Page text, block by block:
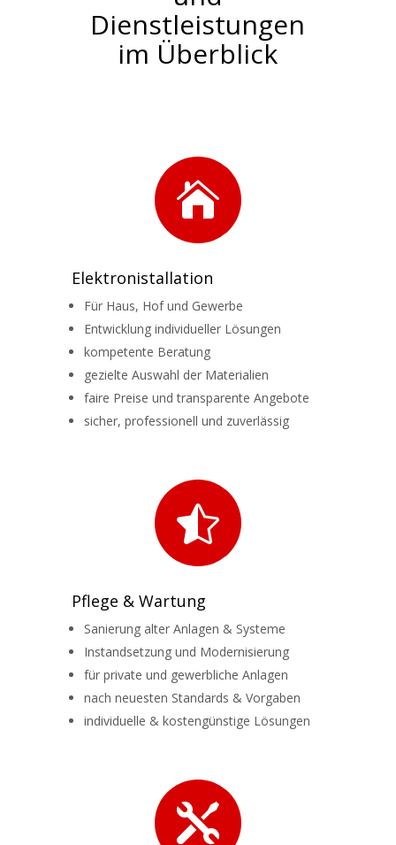
Dienstleistungen
im Überblick

Elektronistallation
Für Haus, Hof und Gewerbe
Entwicklung individueller Lösungen
kompetente Beratung
gezielte Auswahl der Materialien
faire Preise und transparente Angebote
sicher, professionell und zuverlässig

Pflege & Wartung
Sanierung alter Anlagen & Systeme
Instandsetzung und Modernisierung
für private und gewerbliche Anlagen
nach neuesten Standards & Vorgaben
individuelle & kostengünstige Lösungen
